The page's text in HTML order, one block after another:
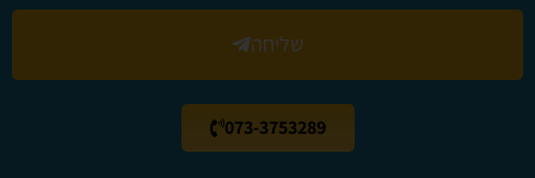
שליחה
073-3753289